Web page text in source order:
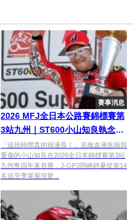
賽事消息
2026 MFJ全日本公路賽錦標賽第
3站九州｜ST600小山知良執念逆
轉奪四年來首勝 J-GP3岡崎靜夏
奪季軍
「這段時間真的很漫長！」克服血液疾病與
重傷的小山知良在2026全日本錦標賽第3站
九州奪四年來首勝，J-GP3岡崎靜夏從第14
名追至季軍展現驚...